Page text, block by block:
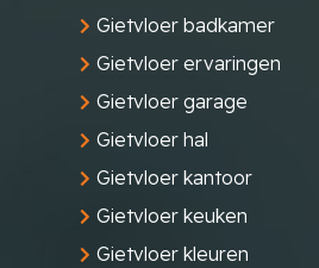
Gietvloer badkamer
Gietvloer ervaringen
Gietvloer garage
Gietvloer hal
Gietvloer kantoor
Gietvloer keuken
Gietvloer kleuren